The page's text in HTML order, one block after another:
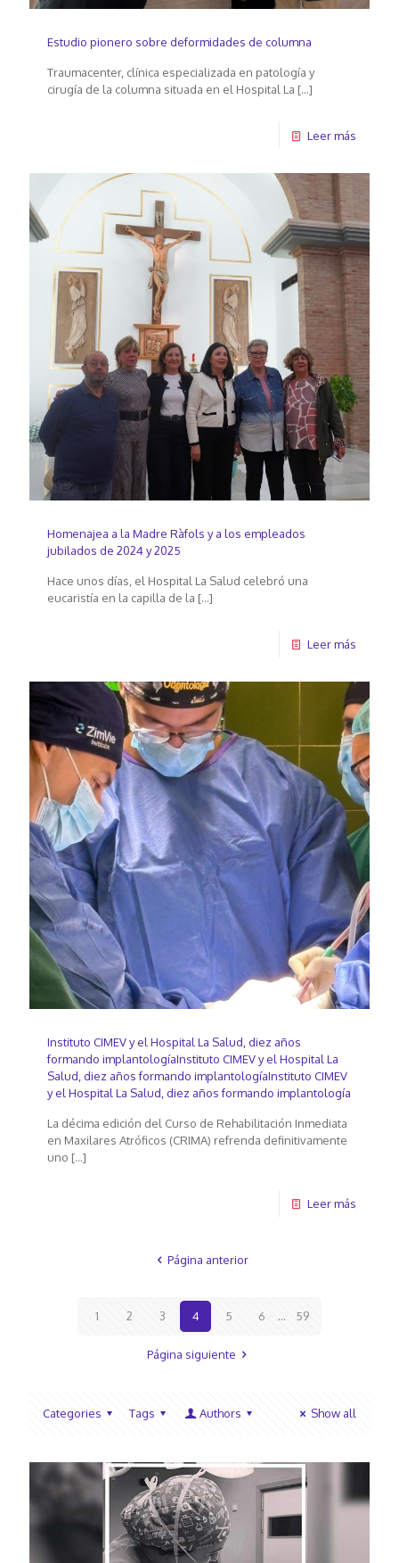
Estudio pionero sobre deformidades de columna
Traumacenter, clínica especializada en patología y
cirugía de la columna situada en el Hospital La […]
Leer más
Homenajea a la Madre Ràfols y a los empleados
jubilados de 2024 y 2025
Hace unos días, el Hospital La Salud celebró una
eucaristía en la capilla de la […]
Leer más
Instituto CIMEV y el Hospital La Salud, diez años
formando implantologíaInstituto CIMEV y el Hospital La
Salud, diez años formando implantologíaInstituto CIMEV
y el Hospital La Salud, diez años formando implantología
La décima edición del Curso de Rehabilitación Inmediata
en Maxilares Atróficos (CRIMA) refrenda definitivamente
uno […]
Leer más
Página anterior
1 2 3 4 5 6 ... 59
Página siguiente
Categories Tags Authors Show all